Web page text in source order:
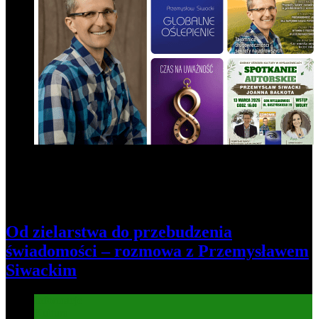
Od zielarstwa do przebudzenia
świadomości – rozmowa z Przemysławem
Siwackim